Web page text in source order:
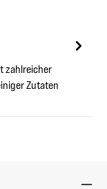
zahlreicher
Zutaten